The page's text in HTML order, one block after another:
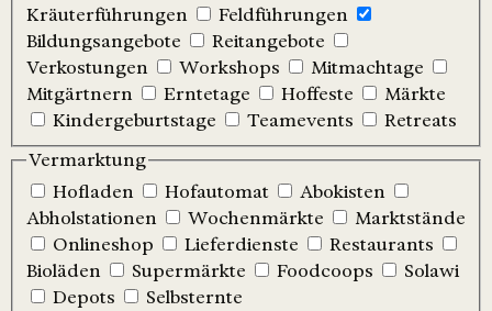
Kräuterführungen
Feldführungen
Bildungsangebote
Reitangebote
Verkostungen
Workshops
Mitmachtage
Mitgärtnern
Erntetage Hoffeste
Märkte
Kindergeburtstage
Teamevents
Retreats
Vermarktung
Hofladen
Hofautomat
Abokisten
Abholstationen
Wochenmärkte
Marktstände
Onlineshop
Lieferdienste
Restaurants
Bioläden
Supermärkte Foodcoops
Solawi
Depots
Selbsternte